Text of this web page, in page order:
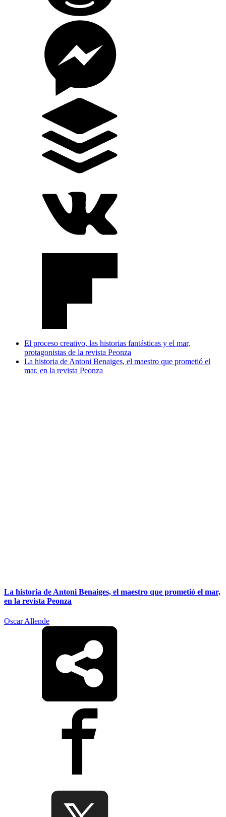
El proceso creativo, las historias fantásticas y el mar,
protagonistas de la revista Peonza
La historia de Antoni Benaiges, el maestro que prometió el
mar, en la revista Peonza
La historia de Antoni Benaiges, el maestro que prometió el mar,
en la revista Peonza
Oscar Allende